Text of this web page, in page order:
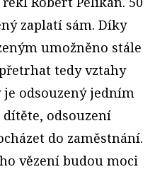
zaplatí sám. Díky
umožněno stále
tedy vztahy
odsouzený jedním
odsouzení
do zaměstnání.
vězení budou moci